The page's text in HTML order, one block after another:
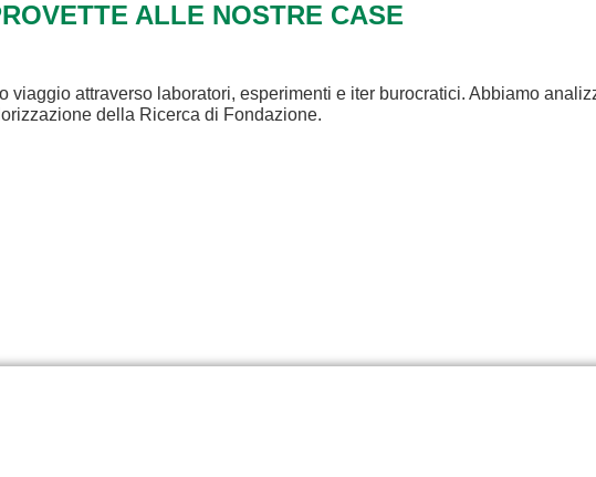
ALLE NOSTRE CASE
attraverso laboratori, esperimenti e iter burocratici. Abbiamo
della Ricerca di Fondazione.